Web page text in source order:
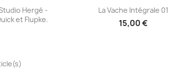
Hergé -
et Flupke.
Aperçu rapide
La Vache Intégrale 01
15,00 €